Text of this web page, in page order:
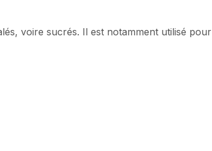
voire sucrés. Il est notamment utilisé pour